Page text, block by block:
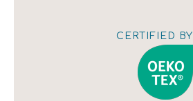
CERTIFIED BY